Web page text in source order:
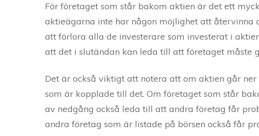
För företaget som står bakom aktien är det ett
aktieägarna inte har någon möjlighet att återvinna
att förlora alla de investerare som investerat i
att det i slutändan kan leda till att företaget måste
Det är också viktigt att notera att om aktien går
som är kopplade till det. Om företaget som står
av nedgång också leda till att andra företag får
andra företag som är listade på börsen också får